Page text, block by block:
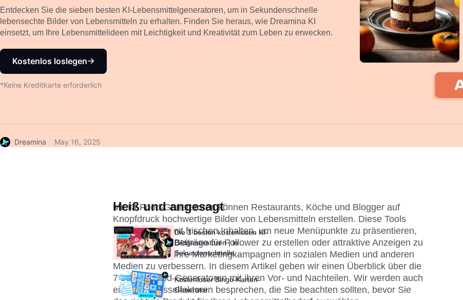
Entdecken Sie die sieben besten KI-Lebensmittelgeneratoren, um in Sekundenschnelle
lebensechte Bilder von Lebensmitteln zu erhalten. Finden Sie heraus, wie Dreamina KI
einsetzt, um Ihre Lebensmittelideen mit Leichtigkeit und Kreativität zum Leben zu erwecken.
Kostenlos loslegen
*Keine Kreditkarte erforderlich
Dreamina May 16, 2025
Mit KI-Food-Generatoren können Restaurants, Köche und Blogger auf
Knopfdruck hochwertige Bilder von Lebensmitteln erstellen. Diese Tools
versorgen sie mit frischen Inhalten, um neue Menüpunkte zu präsentieren,
ansprechende Beiträge für Follower zu erstellen oder attraktive Anzeigen zu
entwerfen, um ihre Marketingkampagnen in sozialen Medien und anderen
Medien zu verbessern. In diesem Artikel geben wir einen Überblick über die
7 besten Food-Generatoren mit ihren Vor- und Nachteilen. Wir werden auch
einige Schlüsselfaktoren besprechen, die Sie beachten sollten, bevor Sie
Heiß und angesagt
Die 3 besten kostenlosen KI-
Bildgeneratoren | in
Sekundenschnelle
atemberaubende Fotos
erstellen
Kostenloser Bingo-Karten-
Generator